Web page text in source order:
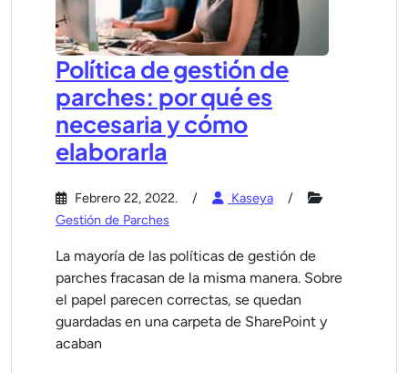
Política de gestión de
parches: por qué es
necesaria y cómo
elaborarla
Febrero 22, 2022.
Kaseya
Gestión de Parches
La mayoría de las políticas de gestión de
parches fracasan de la misma manera. Sobre
el papel parecen correctas, se quedan
guardadas en una carpeta de SharePoint y
acaban